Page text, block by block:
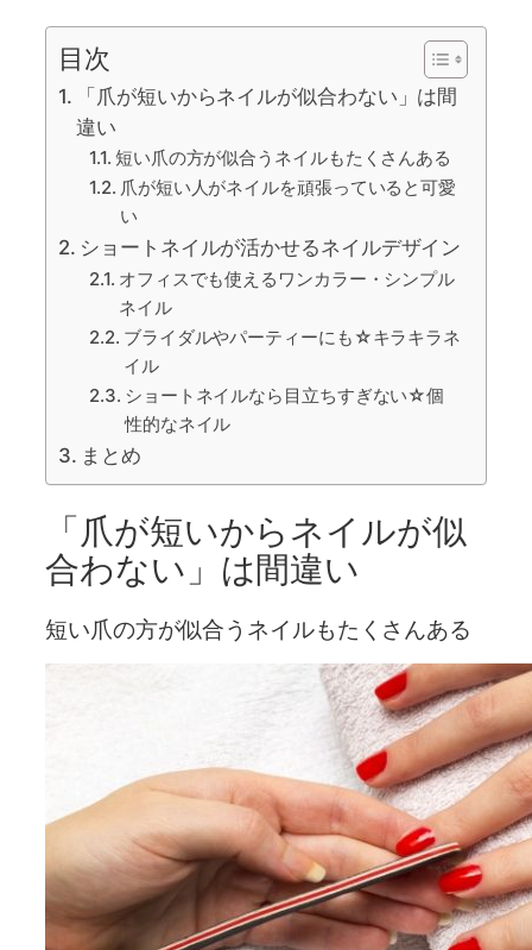
目次
「爪が短いからネイルが似合わない」は間
違い
短い爪の方が似合うネイルもたくさんある
爪が短い人がネイルを頑張っていると可愛
い
ショートネイルが活かせるネイルデザイン
オフィスでも使えるワンカラー・シンプル
ネイル
ブライダルやパーティーにも☆キラキラネ
イル
ショートネイルなら目立ちすぎない☆個
性的なネイル
まとめ
「爪が短いからネイルが似
合わない」は間違い
短い爪の方が似合うネイルもたくさんある